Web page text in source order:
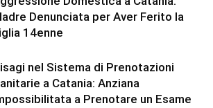
Denunciata per Aver Ferito la
14enne
nel Sistema di Prenotazioni
a Catania: Anziana
a Prenotare un Esame